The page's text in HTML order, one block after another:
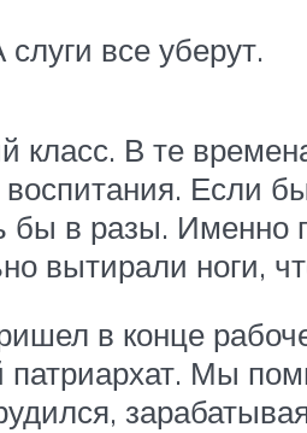
все уберут.
класс. В те
воспитания.
бы в разы.
вытирали ноги,
в конце
патриархат. Мы